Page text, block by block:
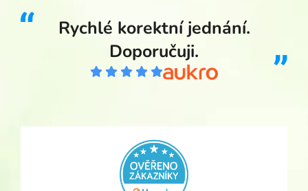
Rychlé korektní jednání.
Doporučuji.